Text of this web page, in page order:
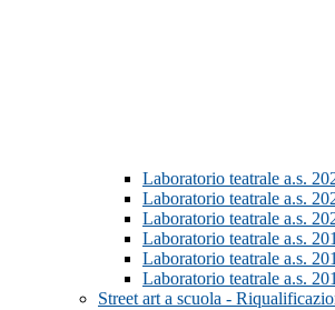
Laboratorio teatrale a.s.
Laboratorio teatrale a.s.
Laboratorio teatrale a.s.
Laboratorio teatrale a.s.
Laboratorio teatrale a.s.
Laboratorio teatrale a.s.
Street art a scuola -